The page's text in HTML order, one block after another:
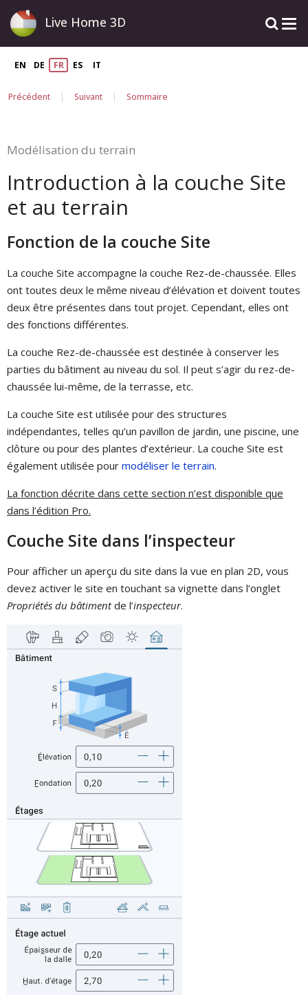
Live Home 3D
EN DE FR ES IT
Précédent | Suivant | Sommaire
Modélisation du terrain
Introduction à la couche Site
et au terrain
Fonction de la couche Site
La couche Site accompagne la couche Rez-de-chaussée. Elles
ont toutes deux le même niveau d’élévation et doivent toutes
deux être présentes dans tout projet. Cependant, elles ont
des fonctions différentes.
La couche Rez-de-chaussée est destinée à conserver les
parties du bâtiment au niveau du sol. Il peut s’agir du rez-de-
chaussée lui-même, de la terrasse, etc.
La couche Site est utilisée pour des structures
indépendantes, telles qu’un pavillon de jardin, une piscine, une
clôture ou pour des plantes d’extérieur. La couche Site est
également utilisée pour modéliser le terrain.
La fonction décrite dans cette section n’est disponible que
dans l’édition Pro.
Couche Site dans l’inspecteur
Pour afficher un aperçu du site dans la vue en plan 2D, vous
devez activer le site en touchant sa vignette dans l’onglet
Propriétés du bâtimentde l’inspecteur.